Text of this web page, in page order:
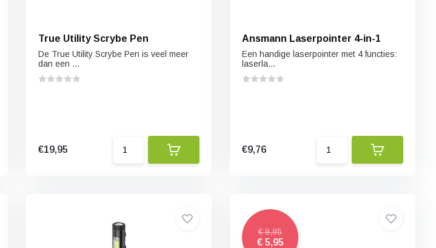
True Utility Scrybe Pen
De True Utility Scrybe Pen is veel meer
dan een ...
€19,95
Ansmann Laserpointer 4-in-1
Een handige laserpointer met 4 functies:
laserla...
€9,76
€ 9,95
€ 5,95